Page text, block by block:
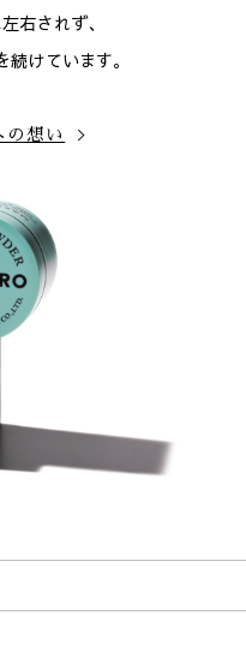
右されず、
けています。
の想い